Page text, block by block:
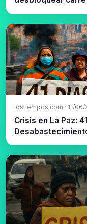
lostiempos.com · 11/06/
Crisis en La Paz: